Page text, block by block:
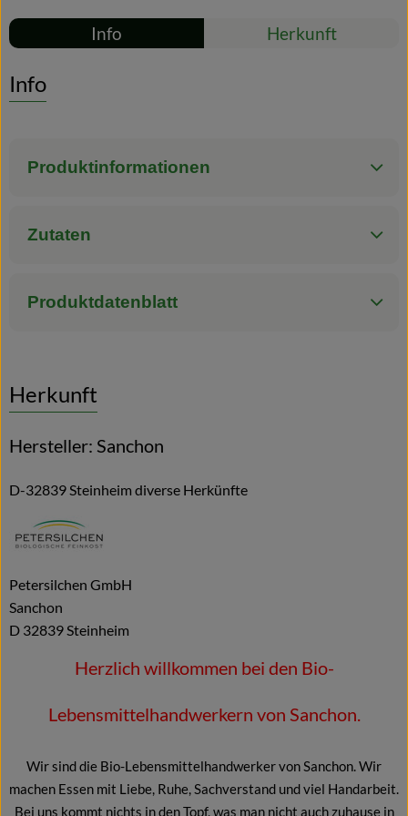
Rezepte
Info Herkunft
Info
Produktinformationen
Zutaten
Produktdatenblatt
Herkunft
Hersteller: Sanchon
D-32839 Steinheim diverse Herkünfte
Petersilchen GmbH
Sanchon
D 32839 Steinheim
Herzlich willkommen bei den Bio-
Lebensmittelhandwerkern von Sanchon.
Wir sind die Bio-Lebensmittelhandwerker von Sanchon. Wir
machen Essen mit Liebe, Ruhe, Sachverstand und viel Handarbeit.
Bei uns kommt nichts in den Topf, was man nicht auch zuhause in